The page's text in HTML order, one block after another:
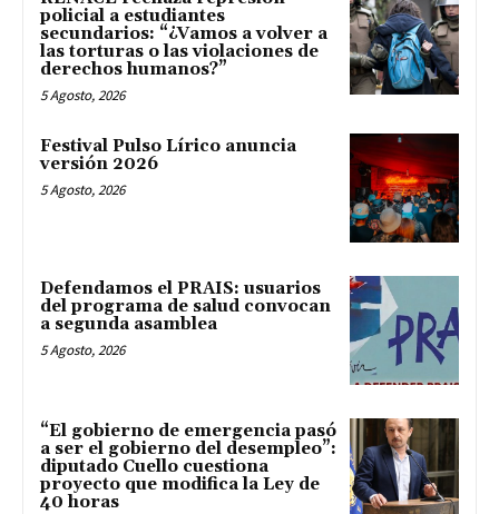
policial a estudiantes
secundarios: “¿Vamos a volver a
las torturas o las violaciones de
derechos humanos?”
5 Agosto, 2026
Festival Pulso Lírico anuncia
versión 2026
5 Agosto, 2026
Defendamos el PRAIS: usuarios
del programa de salud convocan
a segunda asamblea
5 Agosto, 2026
“El gobierno de emergencia pasó
a ser el gobierno del desempleo”:
diputado Cuello cuestiona
proyecto que modifica la Ley de
40 horas